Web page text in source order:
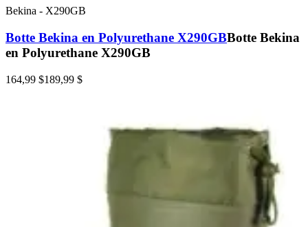
Bekina - X290GB
Botte Bekina en Polyurethane X290GBBotte Bekina
en Polyurethane X290GB
164,99 $189,99 $